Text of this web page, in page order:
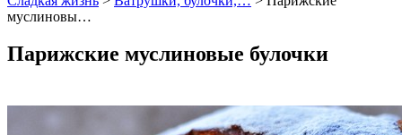
муслиновы…
Парижские муслиновые булочки